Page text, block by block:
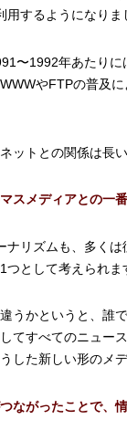
するようになりま
〜1992年あたり
やFTPの普及
ットとの関係は長
メディアとの一番
ナリズムも、多く
として考えられま
うかというと、誰
てすべてのニュー
した新しい形のメ
がったことで、